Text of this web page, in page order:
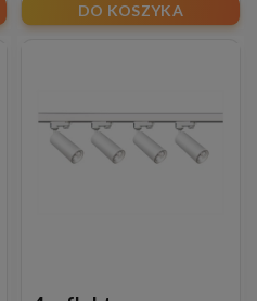
DO KOSZYKA